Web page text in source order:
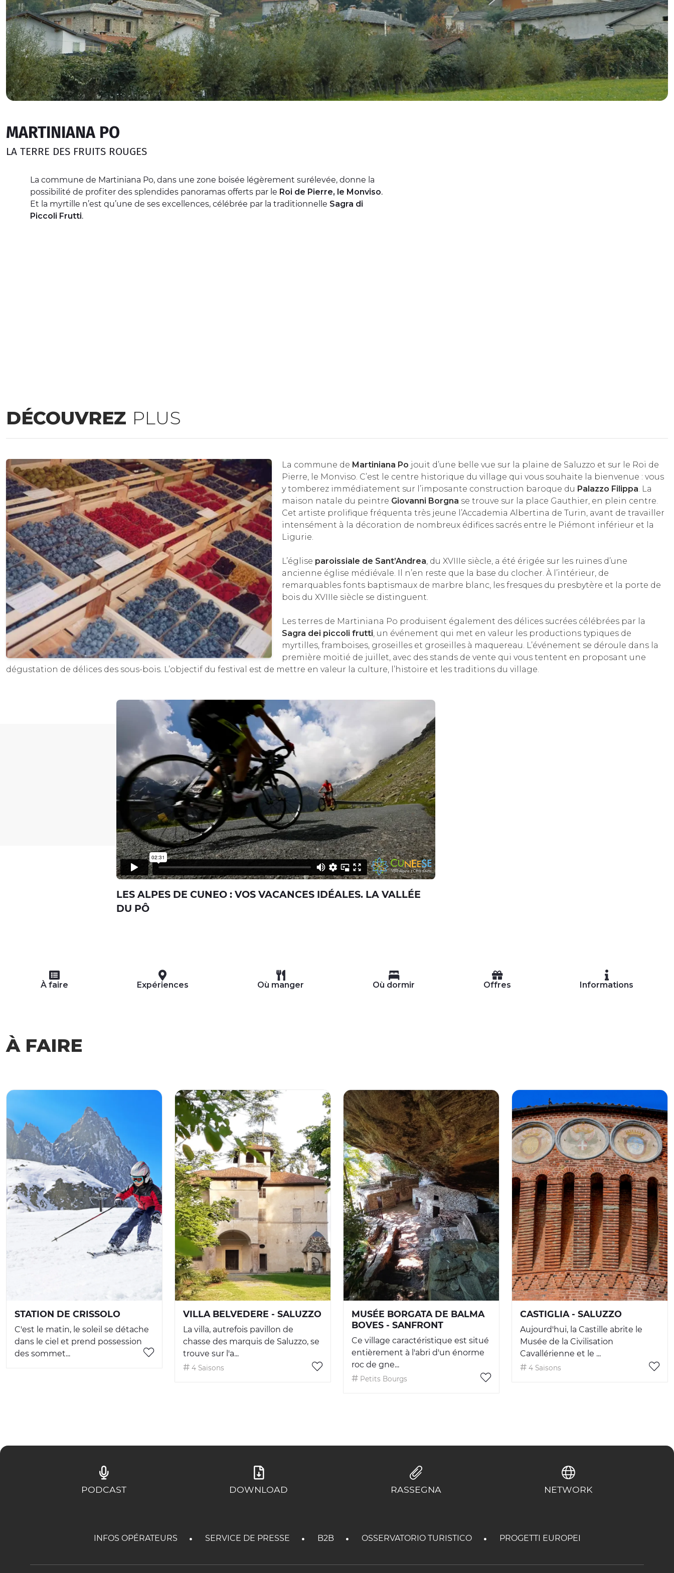
MARTINIANA PO
LA TERRE DES FRUITS ROUGES
La commune de Martiniana Po, dans une zone boisée légèrement surélevée, donne la
possibilité de profiter des splendides panoramas offerts par le Roi de Pierre, le Monviso.
Et la myrtille n’est qu’une de ses excellences, célébrée par la traditionnelle Sagra di
Piccoli Frutti.
DÉCOUVREZ PLUS
La commune de Martiniana Po jouit d’une belle vue sur la plaine de Saluzzo et sur le Roi de
Pierre, le Monviso. C’est le centre historique du village qui vous souhaite la bienvenue : vous
y tomberez immédiatement sur l’imposante construction baroque du Palazzo Filippa. La
maison natale du peintre Giovanni Borgna se trouve sur la place Gauthier, en plein centre.
Cet artiste prolifique fréquenta très jeune l’Accademia Albertina de Turin, avant de travailler
intensément à la décoration de nombreux édifices sacrés entre le Piémont inférieur et la
Ligurie.
L’église paroissiale de Sant’Andrea, du XVIIIe siècle, a été érigée sur les ruines d’une
ancienne église médiévale. Il n’en reste que la base du clocher. À l’intérieur, de
remarquables fonts baptismaux de marbre blanc, les fresques du presbytère et la porte de
bois du XVIIIe siècle se distinguent.
Les terres de Martiniana Po produisent également des délices sucrées célébrées par la
Sagra dei piccoli frutti, un événement qui met en valeur les productions typiques de
myrtilles, framboises, groseilles et groseilles à maquereau. L’événement se déroule dans la
première moitié de juillet, avec des stands de vente qui vous tentent en proposant une
dégustation de délices des sous-bois. L’objectif du festival est de mettre en valeur la culture, l’histoire et les traditions du village.
LES ALPES DE CUNEO : VOS VACANCES IDÉALES. LA VALLÉE
DU PÔ
À faire Expériences Où manger Où dormir Offres Informations
À FAIRE
STATION DE CRISSOLO
C'est le matin, le soleil se détache
dans le ciel et prend possession
des sommet...
VILLA BELVEDERE - SALUZZO
La villa, autrefois pavillon de
chasse des marquis de Saluzzo, se
trouve sur l'a...
4 Saisons
MUSÉE BORGATA DE BALMA
BOVES - SANFRONT
Ce village caractéristique est situé
entièrement à l'abri d'un énorme
roc de gne...
Petits Bourgs
CASTIGLIA - SALUZZO
Aujourd'hui, la Castille abrite le
Musée de la Civilisation
Cavallérienne et le ...
4 Saisons
PODCAST DOWNLOAD RASSEGNA NETWORK
INFOS OPÉRATEURS SERVICE DE PRESSE B2B OSSERVATORIO TURISTICO PROGETTI EUROPEI